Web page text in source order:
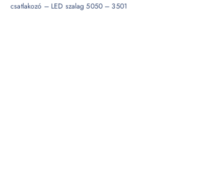
csatlakozó – LED szalag 5050 – 3501